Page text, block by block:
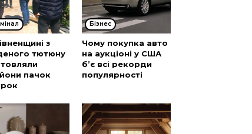
з
тютюну
пачок
Бізнес
Чому покупка авто
на аукціоні у США
б’є всі рекорди
популярності